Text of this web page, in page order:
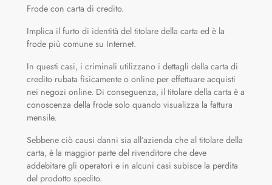
Frode con carta di credito.
Implica il furto di identità del titolare della carta ed è la
frode più comune su Internet.
In questi casi, i criminali utilizzano i dettagli della carta di
credito rubata fisicamente o online per effettuare acquisti
nei negozi online. Di conseguenza, il titolare della carta è a
conoscenza della frode solo quando visualizza la fattura
mensile.
Sebbene ciò causi danni sia all’azienda che al titolare della
carta, è la maggior parte del rivenditore che deve
addebitare gli operatori e in alcuni casi subisce la perdita
del prodotto spedito.